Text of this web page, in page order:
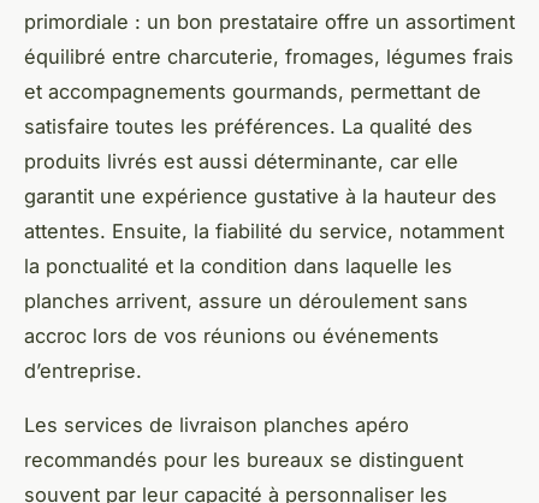
primordiale : un bon prestataire offre un assortiment
équilibré entre charcuterie, fromages, légumes frais
et accompagnements gourmands, permettant de
satisfaire toutes les préférences. La qualité des
produits livrés est aussi déterminante, car elle
garantit une expérience gustative à la hauteur des
attentes. Ensuite, la fiabilité du service, notamment
la ponctualité et la condition dans laquelle les
planches arrivent, assure un déroulement sans
accroc lors de vos réunions ou événements
d’entreprise.
Les services de livraison planches apéro
recommandés pour les bureaux se distinguent
souvent par leur capacité à personnaliser les